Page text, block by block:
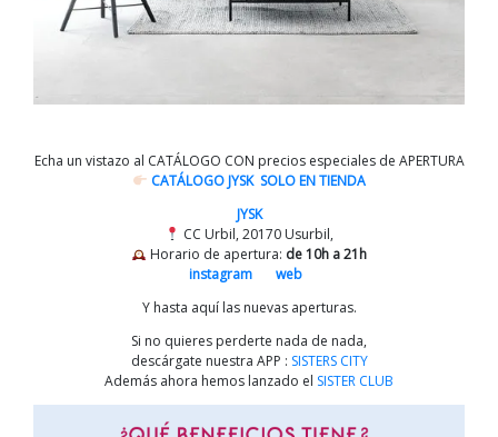
Echa un vistazo al CATÁLOGO CON precios especiales de APERTURA
CATÁLOGO JYSK SOLO EN TIENDA
JYSK
CC Urbil, 20170 Usurbil,
Horario de apertura: de 10h a 21h
instagram
web
Y hasta aquí las nuevas aperturas.
Si no quieres perderte nada de nada,
descárgate nuestra APP : SISTERS CITY
Además ahora hemos lanzado el SISTER CLUB